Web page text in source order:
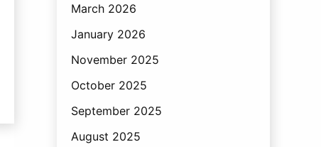
March 2026
January 2026
November 2025
October 2025
September 2025
August 2025